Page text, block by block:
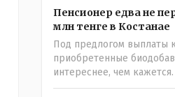
политической жизни
потихоньку забирается в
уже хочется спросить у
вы избранники?" Но те
обезличивающей стеной
избрали и спросить увы
Пенсионер едва не
млн тенге в Костанае
Под предлогом выплаты
приобретенные
интереснее, чем кажется.